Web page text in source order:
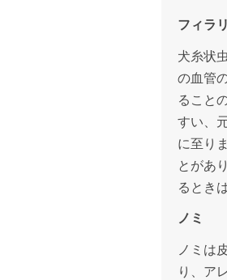
フィラ
犬糸状
の血管
ること
すい、
に至り
とがあ
るとき
ノミ
ノミは
り、ア